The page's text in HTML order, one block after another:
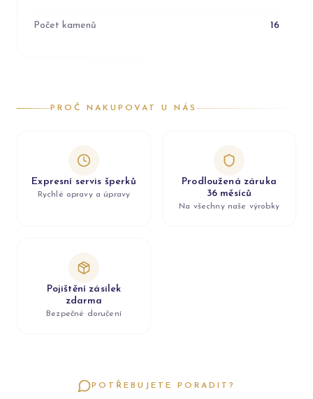
Počet kamenů 16
PROČ NAKUPOVAT U NÁS
Expresní servis šperků
Rychlé opravy a úpravy
Prodloužená záruka
36 měsíců
Na všechny naše výrobky
Pojištění zásilek
zdarma
Bezpečné doručení
POTŘEBUJETE PORADIT?